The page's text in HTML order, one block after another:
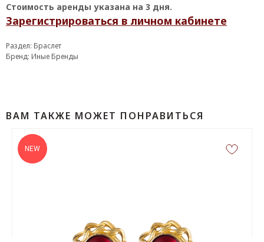
Стоимость аренды указана на 3 дня.
Зарегистрироваться в личном кабинете
Раздел: Браслет
Бренд: Иные Бренды
ВАМ ТАКЖЕ МОЖЕТ ПОНРАВИТЬСЯ
NEW
info@lookready.ru
‪+7 926 990-47-47
КОНТАКТЫ